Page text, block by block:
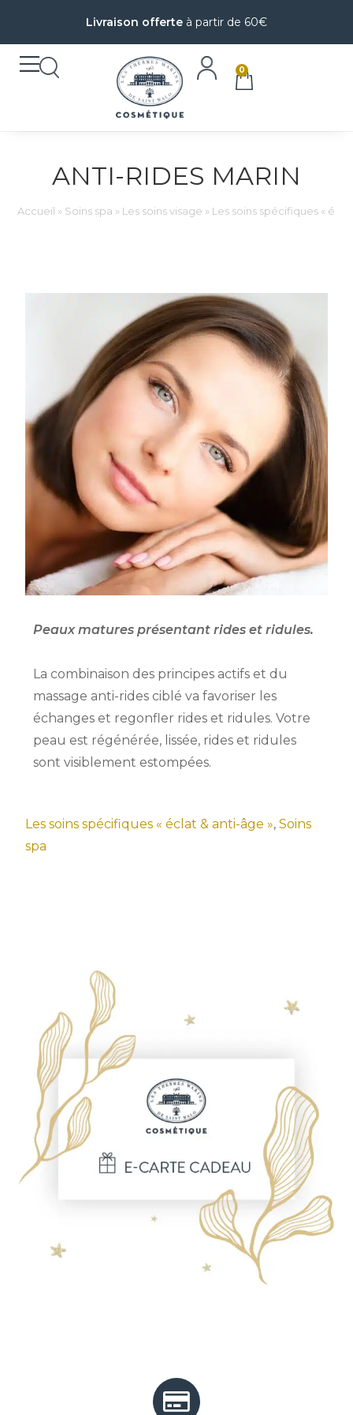
Livraison offerte à partir de 60€
0
ANTI-RIDES MARIN
Accueil » Soins spa » Les soins visage » Les soins spécifiques «
Peaux matures présentant rides et ridules.
La combinaison des principes actifs et du
massage anti-rides ciblé va favoriser les
échanges et regonfler rides et ridules. Votre
peau est régénérée, lissée, rides et ridules
sont visiblement estompées.
Les soins spécifiques « éclat & anti-âge »,Soins
spa